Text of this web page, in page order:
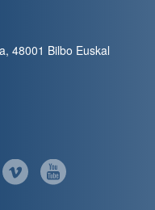
48001 Bilbo Euskal